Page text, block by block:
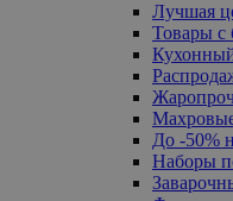
Лучшая
Товары с
Кухонный
Махровые
До -50%
Наборы